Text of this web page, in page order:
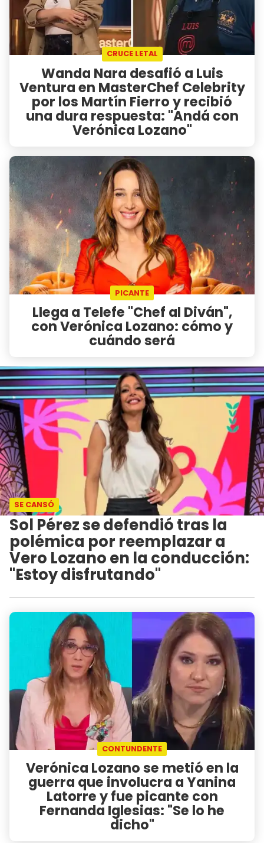
CRUCE LETAL
Wanda Nara desafió a Luis
Ventura en MasterChef Celebrity
por los Martín Fierro y recibió
una dura respuesta: "Andá con
Verónica Lozano"
PICANTE
Llega a Telefe "Chef al Diván",
con Verónica Lozano: cómo y
cuándo será
SE CANSÓ
Sol Pérez se defendió tras la
polémica por reemplazar a
Vero Lozano en la conducción:
"Estoy disfrutando"
CONTUNDENTE
Verónica Lozano se metió en la
guerra que involucra a Yanina
Latorre y fue picante con
Fernanda Iglesias: "Se lo he
dicho"